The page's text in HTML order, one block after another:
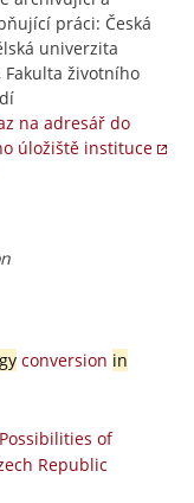
práci: Česká
univerzita
Fakulta životního
na adresář do
úložiště instituce
conversion in
of
Republic